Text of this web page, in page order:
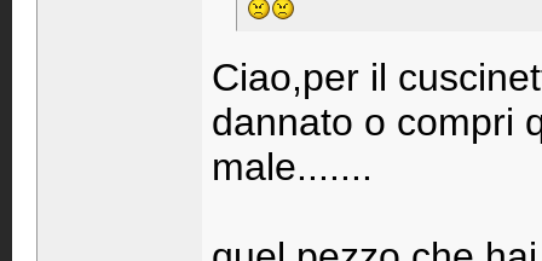
Ciao,per il
dannato o compri
male.......